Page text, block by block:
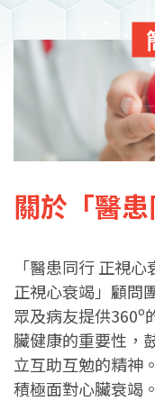
關於「醫患
「醫患同行 正視
正視心衰竭」顧問
眾及病友提供360º
臟健康的重要性，
立互助互勉的精神
積極面對心臟衰竭。